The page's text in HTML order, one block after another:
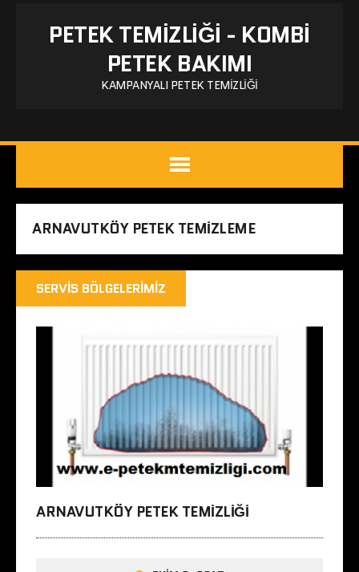
PETEK TEMIZLIĞI - KOMBI
PETEK BAKIMI
KAMPANYALI PETEK TEMIZLIĞI
ARNAVUTKÖY PETEK TEMIZLEME
SERVIS BÖLGELERIMIZ
ARNAVUTKÖY PETEK TEMIZLIĞI